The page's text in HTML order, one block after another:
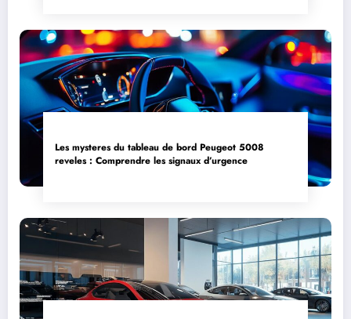
Les mysteres du tableau de bord Peugeot 5008
reveles : Comprendre les signaux d’urgence